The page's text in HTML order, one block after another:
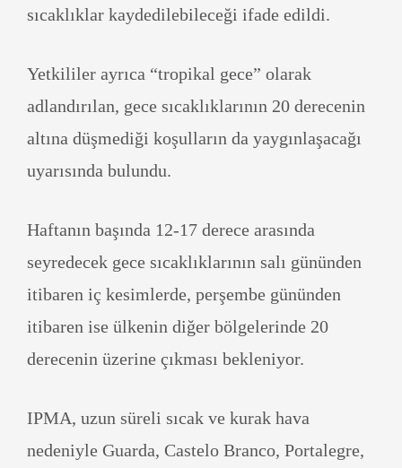
sıcaklıklar kaydedilebileceği ifade edildi.
Yetkililer ayrıca “tropikal gece” olarak
adlandırılan, gece sıcaklıklarının 20 derecenin
altına düşmediği koşulların da yaygınlaşacağı
uyarısında bulundu.
Haftanın başında 12-17 derece arasında
seyredecek gece sıcaklıklarının salı gününden
itibaren iç kesimlerde, perşembe gününden
itibaren ise ülkenin diğer bölgelerinde 20
derecenin üzerine çıkması bekleniyor.
IPMA, uzun süreli sıcak ve kurak hava
nedeniyle Guarda, Castelo Branco, Portalegre,